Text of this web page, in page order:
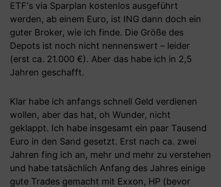
ETF‘s via Sparplan kostenlos ausgeführt
werden, ab einem Euro, ist ING dann doch ein
guter Broker, wie ich finde. Die Größe des
Depots ist noch nicht nennenswert – leider
(erst ca. 21.000 €). Aber das habe ich in 2,5
Jahren geschafft.
Klar habe ich anfangs schnell Geld verdienen
wollen, aber das hat, oh Wunder, nicht
geklappt. Ich habe insgesamt ein paar Tausend
Euro in den Sand gesetzt. Erst nach ca. zwei
Jahren fing ich an, mehr und mehr zu verstehen
und habe tatsächlich Anfang des Jahres einige
gute Trades gemacht mit Exxon, HP (bevor